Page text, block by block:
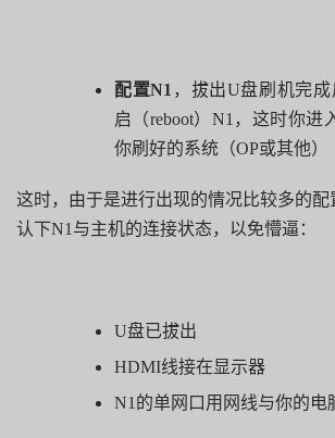
配置N1 ，拔出U盘刷机完
启（reboot） N1 ，这时你进
你刷好的系统（OP或其他）
这时，由于是进行出现的情况比较多的配
认下N1与主机的连接状态，以免懵逼：
U盘已拔出
HDMI线接在显示器
N1 的单网口用网线与你的电